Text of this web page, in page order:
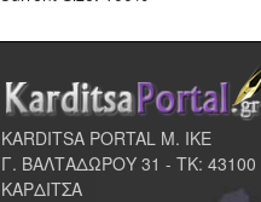
KARDITSA PORTAL Μ. ΙΚΕ
Γ. ΒΑΛΤΑΔΩΡΟΥ 31 - ΤΚ: 43100
ΚΑΡΔΙΤΣΑ